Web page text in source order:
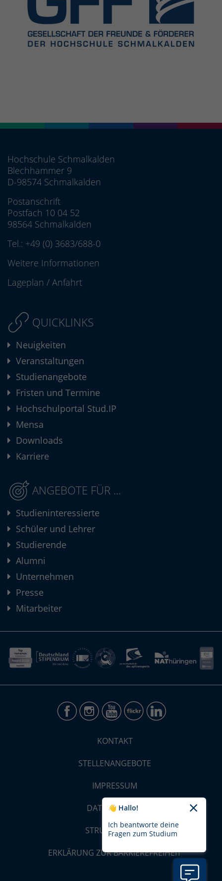
Hochschule Schmalkalden
Blechhammer 9
D-98574 Schmalkalden
Postanschrift
Postfach 10 04 52
98564 Schmalkalden
Tel.: +49 (0) 3683/688-0
Weitere Informationen
Lageplan / Anfahrt
QUICKLINKS
Neuigkeiten
Veranstaltungen
Studienangebote
Fristen und Termine
Hochschulportal Stud.IP
Mensa
Downloads
Karriere
ANGEBOTE FÜR ...
Studieninteressierte
Schüler und Lehrer
Studierende
Alumni
Unternehmen
Presse
Mitarbeiter
KONTAKT
STELLENANGEBOTE
IMPRESSUM
DATENSCHUTZ
STRUKTUR-MAP
ERKLÄRUNG ZUR BARRIEREFREIHEIT
👋 Hallo!
Ich beantworte deine
Fragen zum Studium